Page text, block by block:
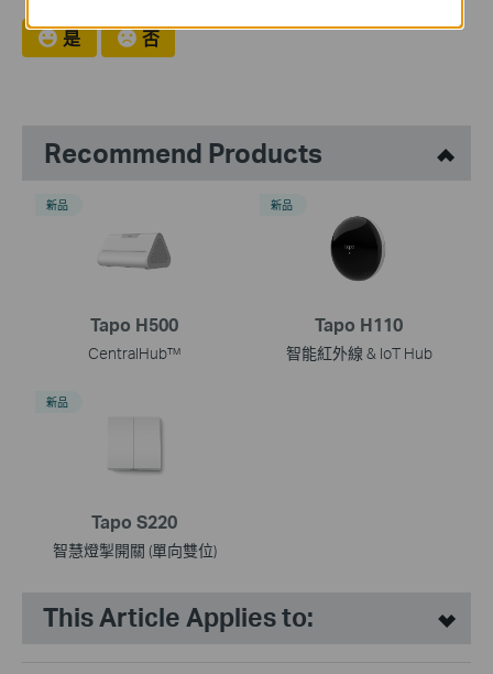
是 否
Recommend Products
Tapo H500
CentralHub™
新品
Tapo H110
智能紅外線 & IoT Hub
新品
Tapo S220
智慧燈掣開關 (單向雙位)
新品
This Article Applies to: